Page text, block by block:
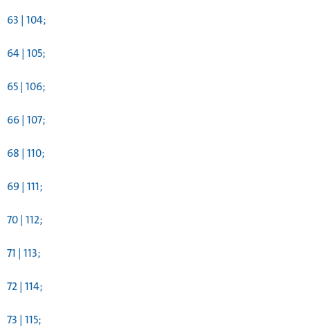
63 | 104;
64 | 105;
65 | 106;
66 | 107;
68 | 110;
69 | 111;
70 | 112;
71 | 113;
72 | 114;
73 | 115;